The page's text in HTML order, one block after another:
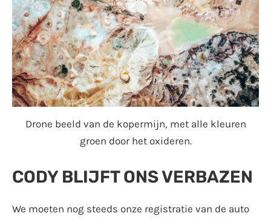
Drone beeld van de kopermijn, met alle kleuren
groen door het oxideren.
CODY BLIJFT ONS VERBAZEN
We moeten nog steeds onze registratie van de auto